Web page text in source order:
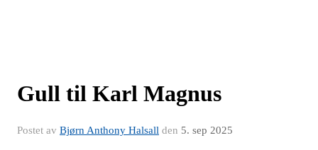
Gull til Karl Magnus
Postet av Bjørn Anthony Halsall den 5. sep 2025